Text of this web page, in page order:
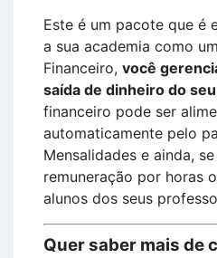
Este é um pacote que é
a sua academia como
Financeiro, você
saída de dinheiro do
financeiro pode ser
automaticamente pelo
Mensalidades e ainda,
remuneração por horas
alunos dos seus
Quer saber mais de